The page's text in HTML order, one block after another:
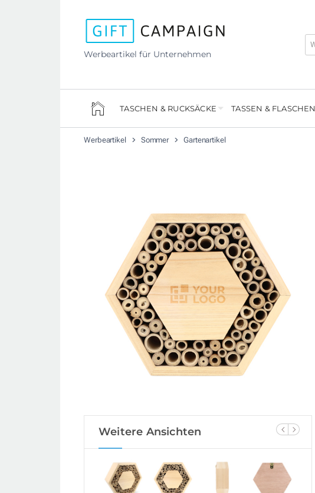
Werbeartikel für Unternehmen
TASCHEN & RUCKSÄCKE TASSEN & FLASCHEN
Werbeartikel Sommer Gartenartikel
Weitere Ansichten